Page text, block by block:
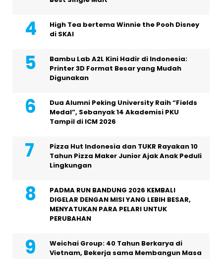
High Tea bertema Winnie the Pooh Disney
di SKAI
Bambu Lab A2L Kini Hadir di Indonesia:
Printer 3D Format Besar yang Mudah
Digunakan
Dua Alumni Peking University Raih “Fields
Medal”, Sebanyak 14 Akademisi PKU
Tampil di ICM 2026
Pizza Hut Indonesia dan TUKR Rayakan 10
Tahun Pizza Maker Junior Ajak Anak Peduli
Lingkungan
PADMA RUN BANDUNG 2026 KEMBALI
DIGELAR DENGAN MISI YANG LEBIH BESAR,
MENYATUKAN PARA PELARI UNTUK
PERUBAHAN
Weichai Group: 40 Tahun Berkarya di
Vietnam, Bekerja sama Membangun Masa